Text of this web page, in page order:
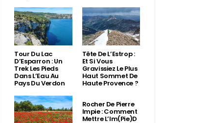
Tour Du Lac
D’Esparron : Un
Trek Les Pieds
Dans L’Eau Au
Pays Du Verdon
Tête De L’Estrop :
Et Si Vous
Gravissiez Le Plus
Haut Sommet De
Haute Provence ?
Rocher De Pierre
Impie : Comment
Mettre L’Im(Pie)d